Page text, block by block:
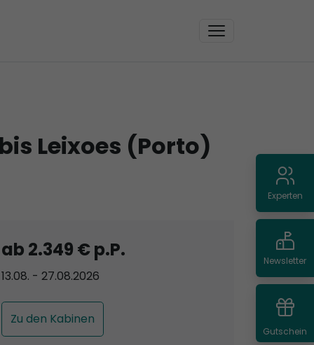
Leixoes (Porto)
ab 2.349 € p.P.
13.08. - 27.08.2026
Zu den Kabinen
Experten
Newsletter
Gutschein